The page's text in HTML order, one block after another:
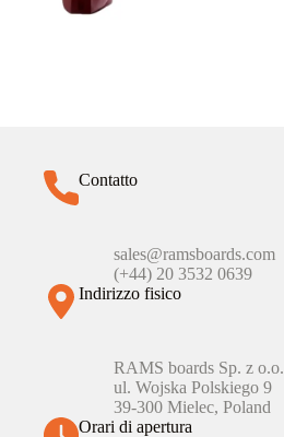
Contatto
sales@ramsboards.com
(+44) 20 3532 0639
Indirizzo fisico
RAMS boards Sp. z o.o.
ul. Wojska Polskiego 9
39-300 Mielec, Poland
Orari di apertura